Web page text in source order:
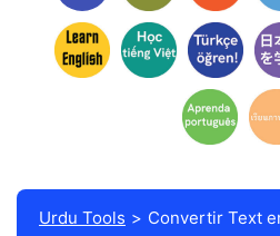
Urdu Tools Convertir Text